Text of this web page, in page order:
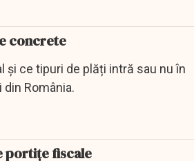
concrete
ce tipuri de plăți intră sau nu în
România.
portițe fiscale